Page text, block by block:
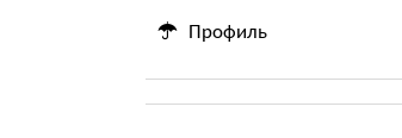
Профиль